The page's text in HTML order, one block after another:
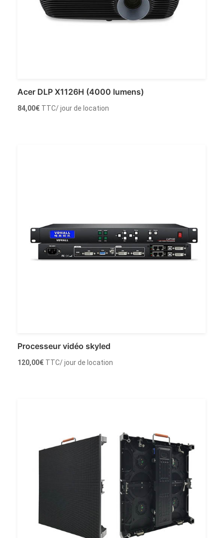
Acer DLP X1126H (4000 lumens)
84,00€ TTC/ jour de location
Processeur vidéo skyled
120,00€ TTC/ jour de location